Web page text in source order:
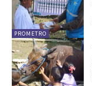
PROMETRO